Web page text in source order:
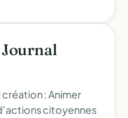
: Animer
citoyennes